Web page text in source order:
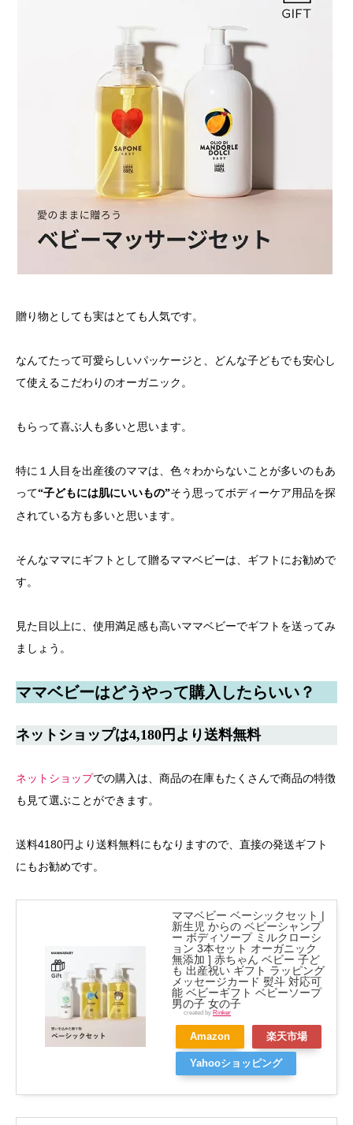
贈り物としても実はとても人気です。
なんてたって可愛らしいパッケージと、どんな子どもでも安心し
て使えるこだわりのオーガニック。
もらって喜ぶ人も多いと思います。
特に１人目を出産後のママは、色々わからないことが多いのもあ
って“子どもには肌にいいもの”そう思ってボディーケア用品を探
されている方も多いと思います。
そんなママにギフトとして贈るママベビーは、ギフトにお勧めで
す。
見た目以上に、使用満足感も高いママベビーでギフトを送ってみ
ましょう。
ママベビーはどうやって購入したらいい？
ネットショップは4,180円より送料無料
ネットショップでの購入は、商品の在庫もたくさんで商品の特徴
も見て選ぶことができます。
送料4180円より送料無料にもなりますので、直接の発送ギフト
にもお勧めです。
ママベビー ベーシックセット |
新生児 からの ベビーシャンプ
ー ボディソープ ミルクローシ
ョン 3本セット オーガニック
無添加 ] 赤ちゃん ベビー 子ど
も 出産祝い ギフト ラッピング
メッセージカード 熨斗 対応可
能 ベビーギフト ベビーソープ
男の子 女の子
created by Rinker
Amazon 楽天市場
Yahooショッピング